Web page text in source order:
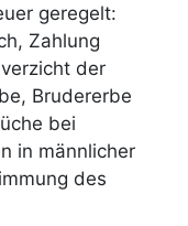
geregelt:
Zahlung
der
Brudererbe
bei
in männlicher
des